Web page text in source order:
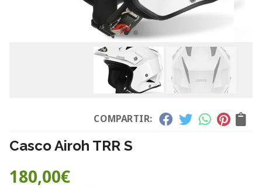
COMPARTIR:
Casco Airoh TRR S
180,00€